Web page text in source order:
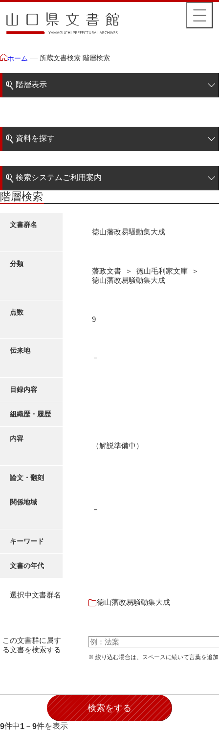
ホーム 所蔵文書検索 階層検索
階層表示
藩政文書
大令録
江府書簡録
御広式日記
御書出控
御家譜
御家督記
資料を探す
階層検索
検索システムご利用案内
検索システムの利用について
更新履歴
階層検索
文書群名
徳山藩改易騒動集大成
分類
藩政文書 ＞ 徳山毛利家文庫 ＞
徳山藩改易騒動集大成
点数
9
伝来地
－
目録内容
組織歴・履歴
内容
（解説準備中）
論文・翻刻
関係地域
－
キーワード
文書の年代
選択中文書群名
徳山藩改易騒動集大成
この文書群に属す
る文書を検索する
※ 絞り込む場合は、スペースに続いて言葉を追
9件中1 － 9件を表示